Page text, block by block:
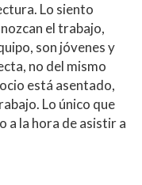
Lo siento
el trabajo,
son jóvenes y
no del mismo
está asentado,
Lo único que
a la hora de asistir a